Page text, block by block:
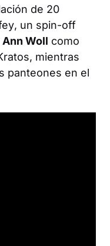
de 20
, un spin-off
Woll como
mientras
panteones en el